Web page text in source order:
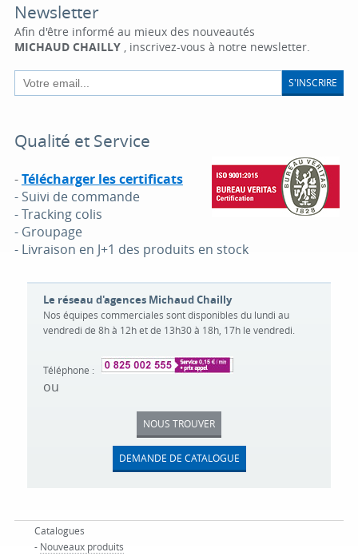
Newsletter
Afin d'être informé au mieux des nouveautés
MICHAUD CHAILLY, inscrivez-vous à notre newsletter.
S'INSCRIRE
Qualité et Service
-Télécharger les certificats
- Suivi de commande
- Tracking colis
- Groupage
- Livraison en J+1 des produits en stock
Le réseau d'agences Michaud Chailly
Nos équipes commerciales sont disponibles du lundi au
vendredi de 8h à 12h et de 13h30 à 18h, 17h le vendredi.
Téléphone :
ou
NOUS TROUVER
DEMANDE DE CATALOGUE
Catalogues
- Nouveaux produits